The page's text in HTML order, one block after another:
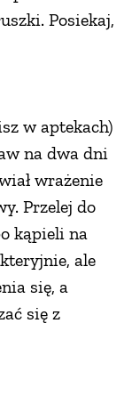
Posiekaj,
w aptekach)
na dwa dni
wrażenie
Przelej do
kąpieli na
ale
się, a
się z